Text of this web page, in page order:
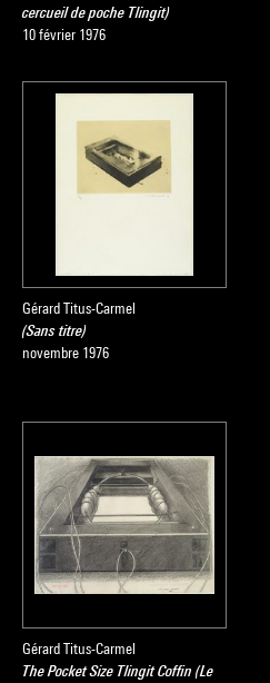
cercueil de poche Tlingit)
10 février 1976
Gérard Titus-Carmel
(Sans titre)
novembre 1976
Gérard Titus-Carmel
The Pocket Size Tlingit Coffin (Le